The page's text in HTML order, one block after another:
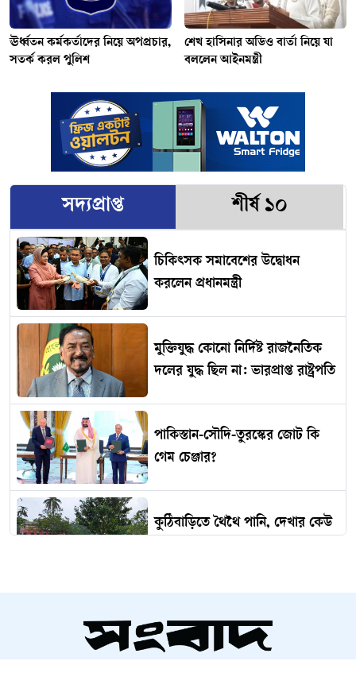
ঊর্ধ্বতন কর্মকর্তাদের নিয়ে অপপ্রচার,
সতর্ক করল পুলিশ
শেখ হাসিনার অডিও বার্তা নিয়ে যা
বললেন আইনমন্ত্রী
সদ্যপ্রাপ্ত শীর্ষ ১০
চিকিৎসক সমাবেশের উদ্বোধন
করলেন প্রধানমন্ত্রী
মুক্তিযুদ্ধ কোনো নির্দিষ্ট রাজনৈতিক
দলের যুদ্ধ ছিল না: ভারপ্রাপ্ত রাষ্ট্রপতি
পাকিস্তান-সৌদি-তুরস্কের জোট কি
গেম চেঞ্জার?
কুঠিবাড়িতে থৈথৈ পানি, দেখার কেউ
ভাইসহ নিহত ৩